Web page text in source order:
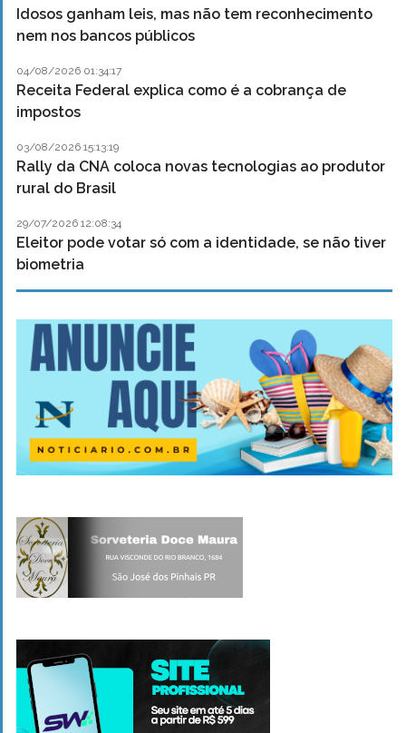
Idosos ganham leis, mas não tem reconhecimento
nem nos bancos públicos
04/08/2026 01:34:17
Receita Federal explica como é a cobrança de
impostos
03/08/2026 15:13:19
Rally da CNA coloca novas tecnologias ao produtor
rural do Brasil
29/07/2026 12:08:34
Eleitor pode votar só com a identidade, se não tiver
biometria